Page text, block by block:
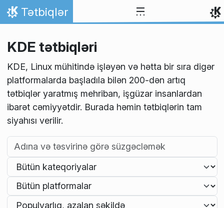
Skip to content
Home
Tətbiqlər
KDE tətbiqləri
KDE, Linux mühitində işləyən və hətta bir sıra digər
platformalarda başladıla bilən 200-dən artıq
tətbiqlər yaratmış mehriban, işgüzar insanlardan
ibarət cəmiyyətdir. Burada həmin tətbiqlərin tam
siyahısı verilir.
Adına və təsvirinə görə süzgəcləmək
Kateqoriyaya görə süzgəcləmək
Paltformaya görə süzgəcləmək
Tətbiqləri buna görə çeşidləyin